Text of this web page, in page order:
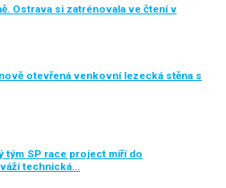
Ostrava si zatrénovala ve čtení v
otevřená venkovní lezecká stěna s
tým SP race project míří do
technická…